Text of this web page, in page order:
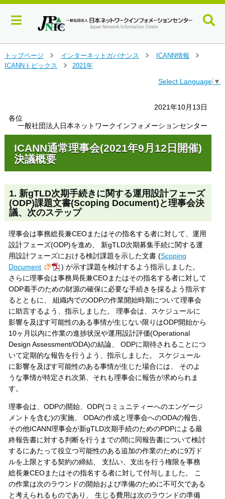
イ
へ
す
トップページ
＞
インターネットガバナンス
ICANN情報
ICANNトピックス
2021年
Select Language ▼
2021年10月13日
各位
一般社団法人日本ネットワークインフォメーションセンター
ICANN通常理事会(2021年9月12日開催)
決議概要
1. 新gTLD次期手続きに関する運用設計フェーズ
(ODP)課題文書(Scoping Document)と理事会決
議、次のステップ
理事会は事務総長兼CEOまたはその指名する者に対して、運用
設計フェーズ(ODP)を進め、 新gTLD次期募集手続に関する運
用設計フェーズにおける検討課題を示した文書 (Scoping
Document
) が示す課題を検討するよう指示しました。
さらに理事会は事務局長兼CEOまたはその指名する者に対して
ODP着手のための財源の確保に必要な手続きを採るよう指示す
るとともに、 組織内でのODPの作業開始時期について理事会
に助言するよう、指示しました。 理事会は、スケジュールに
影響を及ぼす可能性のある事情が生じない限りはODP開始から
10ヶ月以内に作業の進捗状況や運用設計評価(Operational
Design Assessment/ODA)の結論、 ODPに期待されることにつ
いて定期的な報告を行うよう、指示しました。 スケジュール
に影響を及ぼす可能性のある事情が生じた場合には、 そのよ
うな事情が特定され次第、それも理事会に報告が求められま
す。
理事会は、ODPの開始、ODP(コミュニティーへのエンゲージ
メントを含む)の実施、 ODAの作成と理事会へのODAの報告、
その他ICANN理事会が新gTLD次期手続のためのPDPによる最
終報告書に対する判断を行うまでの間に同報告書について検討
するにあたって役立つ可能性のある追加の作業のために9万ド
ルを上限とする契約の締結、 支払い、支出を行う権限を事務
総長兼CEOまたはその指名する者に対して付与しました。 こ
の作業は次のラウンドの開始および準備のために不可欠である
と考えられるものであり、 生じる費用は次のラウンドの準備